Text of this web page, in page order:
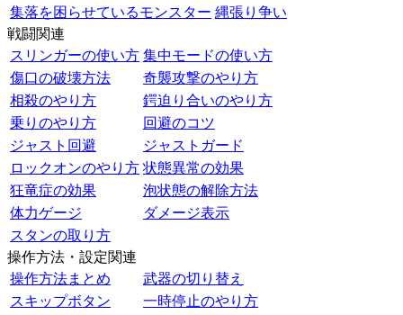
集落を困らせているモンスター 縄張り争い
戦闘関連
スリンガーの使い方 集中モードの使い方
傷口の破壊方法
奇襲攻撃のやり方
相殺のやり方
鍔迫り合いのやり方
乗りのやり方
回避のコツ
ジャスト回避
ジャストガード
ロックオンのやり方 状態異常の効果
狂竜症の効果
泡状態の解除方法
体力ゲージ
ダメージ表示
スタンの取り方
操作方法・設定関連
操作方法まとめ
武器の切り替え
スキップボタン
一時停止のやり方